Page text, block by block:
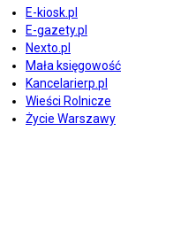
E-kiosk.pl
E-gazety.pl
Nexto.pl
Mała księgowość
Kancelarierp.pl
Wieści Rolnicze
Życie Warszawy